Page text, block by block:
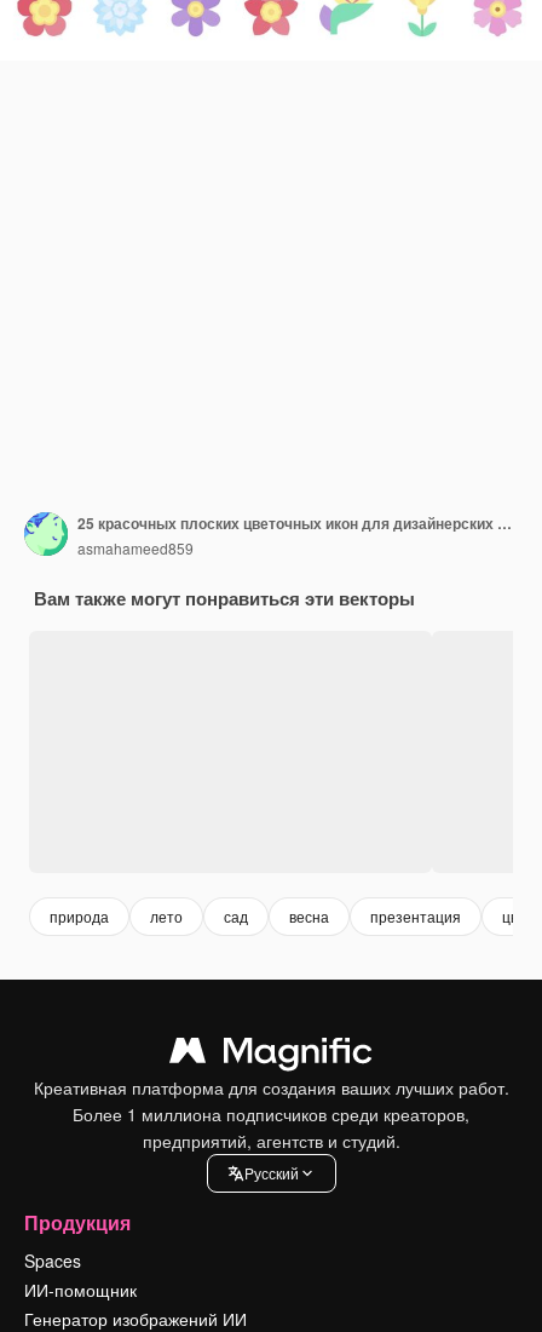
25 красочных плоских цветочных икон для дизайнерских проектов
asmahameed859
Вам также могут понравиться эти векторы
природа лето сад весна презентация
Креативная платформа для создания ваших лучших работ.
Более 1 миллиона подписчиков среди креаторов,
предприятий, агентств и студий.
Pусский
Продукция
Spaces
ИИ-помощник
Генератор изображений ИИ